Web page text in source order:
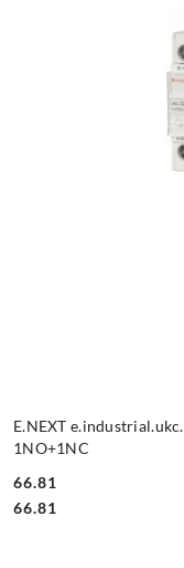
E.NEXT
1NO+1NC
Cena:
66.81
Cena:
66.81